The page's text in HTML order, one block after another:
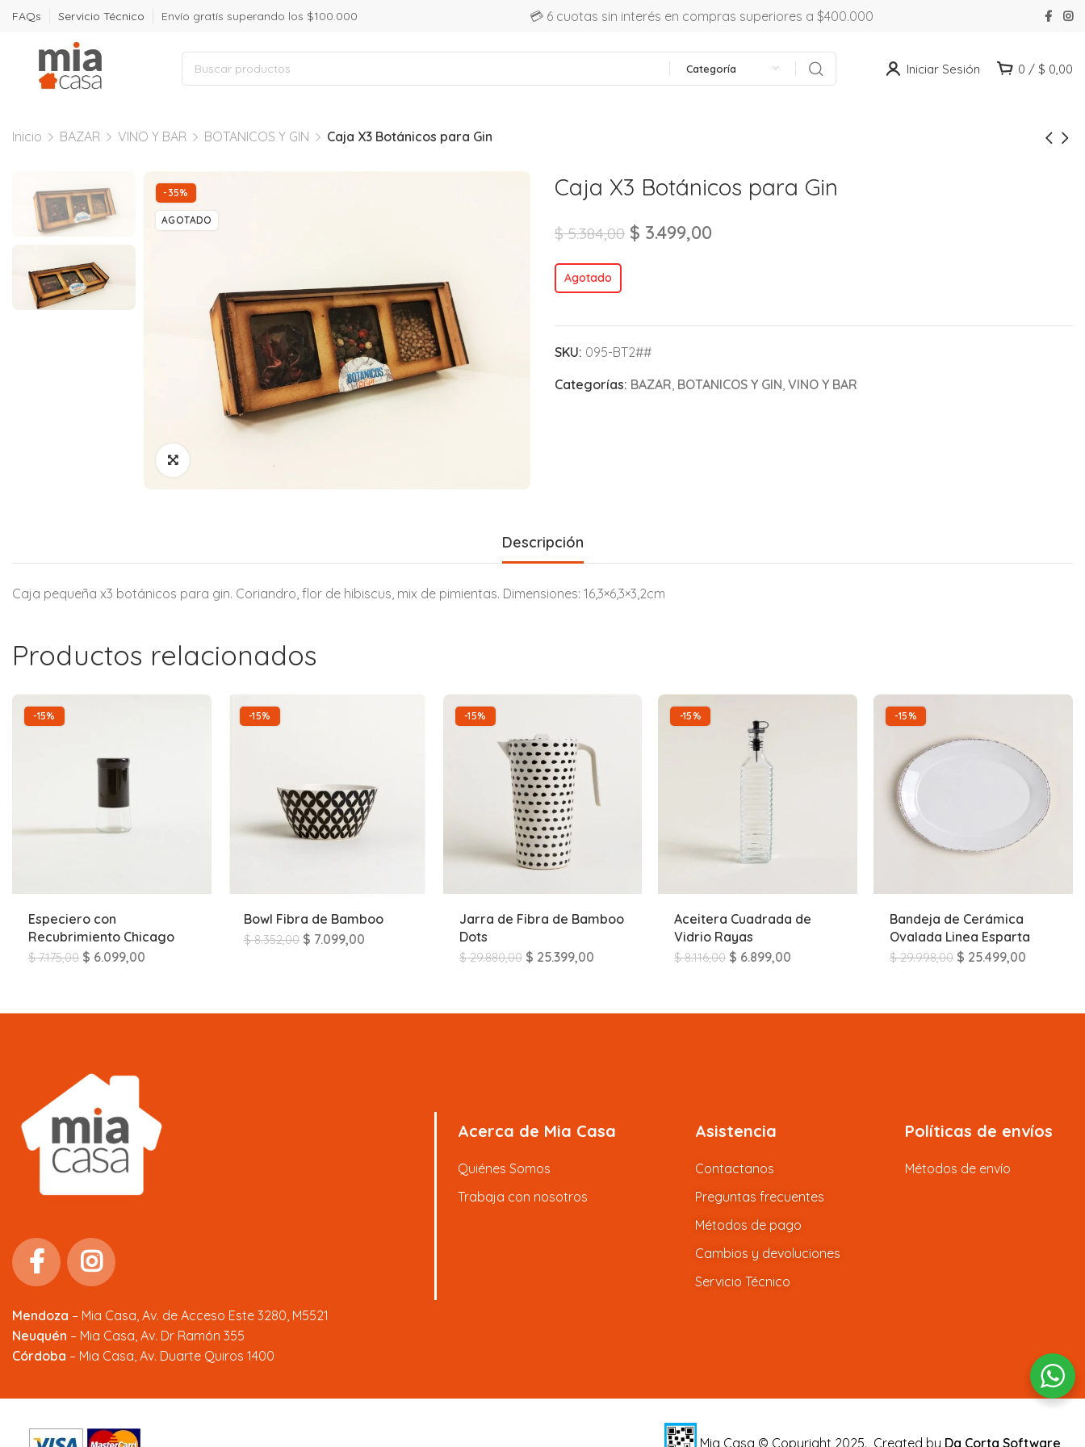
FAQs Servicio Técnico Envío gratís superando los $100.000 💳 6 cuotas sin interés en compras superiores a $400.000
Categoría Iniciar Sesión 0 / $ 0,00
Inicio BAZAR VINO Y BAR BOTANICOS Y GIN Caja X3 Botánicos para Gin
-35%
AGOTADO
Caja X3 Botánicos para Gin
$5.384,00 $ 3.499,00
Agotado
SKU: 095-BT2##
Categorías: BAZAR BOTANICOS Y GIN VINO Y BAR
Descripción
Caja pequeña x3 botánicos para gin. Coriandro, flor de hibiscus, mix de pimientas. Dimensiones: 16,3×6,3×3,2cm
Productos relacionados
-15%
Especiero con
Recubrimiento Chicago
$7.175,00 $ 6.099,00
-15%
Bowl Fibra de Bamboo
$8.352,00 $ 7.099,00
-15%
Jarra de Fibra de Bamboo
Dots
$29.880,00 $ 25.399,00
-15%
Aceitera Cuadrada de
Vidrio Rayas
$8.116,00 $ 6.899,00
-15%
Bandeja de Cerámica
Ovalada Linea Esparta
$29.998,00 $ 25.499,00
Mendoza – Mia Casa, Av. de Acceso Este 3280, M5521
Neuquén – Mia Casa, Av. Dr Ramón 355
Córdoba – Mia Casa, Av. Duarte Quiros 1400
Acerca de Mia Casa
Quiénes Somos
Trabaja con nosotros
Asistencia
Contactanos
Preguntas frecuentes
Métodos de pago
Cambios y devoluciones
Servicio Técnico
Políticas de envíos
Métodos de envío
Mia Casa © Copyright 2025. Created by Da Corta Software